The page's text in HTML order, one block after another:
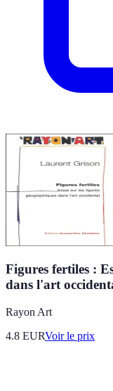
Figures fertiles :
dans l'art
Rayon Art
4.8 EURVoir le prix